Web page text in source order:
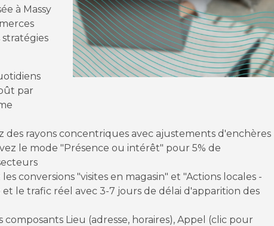
à Massy
par
des rayons concentriques avec ajustements d'enchères
le mode "Présence ou intérêt" pour 5% de
conversions "visites en magasin" et "Actions locales -
le trafic réel avec 3-7 jours de délai d'apparition des
composants Lieu (adresse, horaires), Appel (clic pour